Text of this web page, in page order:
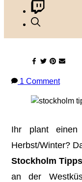
Euren
1 Comment
Ihr plant einen
Herbst/Winter?
Stockholm Tipps
an der